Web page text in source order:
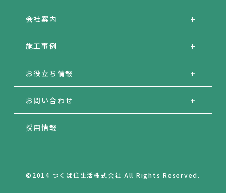
会社案内
施工事例
お役立ち情報
お問い合わせ
採用情報
©2014 つくば住生活株式会社 All Rights Reserved.